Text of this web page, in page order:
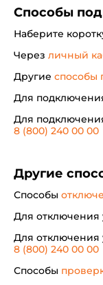
Способы
Наберите
Через личный
Другие способы
Для
Для
8 (800) 240 00 00
Другие
Способы
Для отключения
Для отключения
8 (800) 240 00 00
Способы